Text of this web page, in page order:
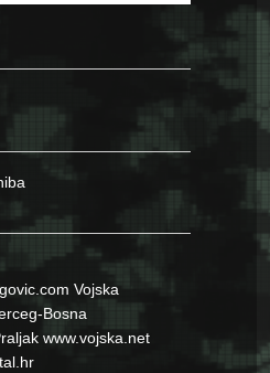
Vojska
Bosna
www.vojska.net